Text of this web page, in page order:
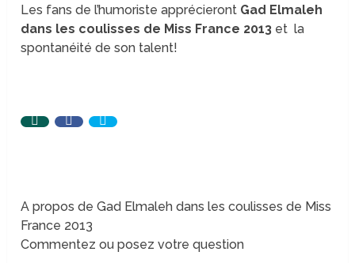
Les fans de l’humoriste apprécieront Gad Elmaleh
dans les coulisses de Miss France 2013 et la
spontanéité de son talent!
A propos de Gad Elmaleh dans les coulisses de Miss
France 2013
Commentez ou posez votre question